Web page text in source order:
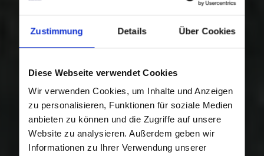
Zustimmung Details Über Cookies
Diese Webseite verwendet Cookies
Wir verwenden Cookies, um Inhalte und Anzeigen
zu personalisieren, Funktionen für soziale Medien
anbieten zu können und die Zugriffe auf unsere
Website zu analysieren. Außerdem geben wir
Informationen zu Ihrer Verwendung unserer